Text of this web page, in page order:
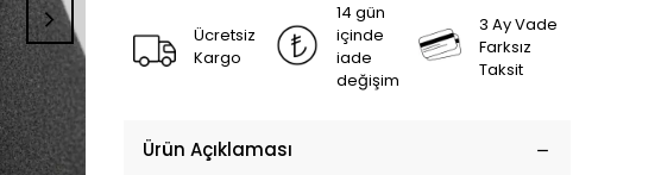
Ücretsiz
Kargo
14 gün
içinde
iade
değişim
3 Ay Vade
Farksız
Taksit
Ürün Açıklaması